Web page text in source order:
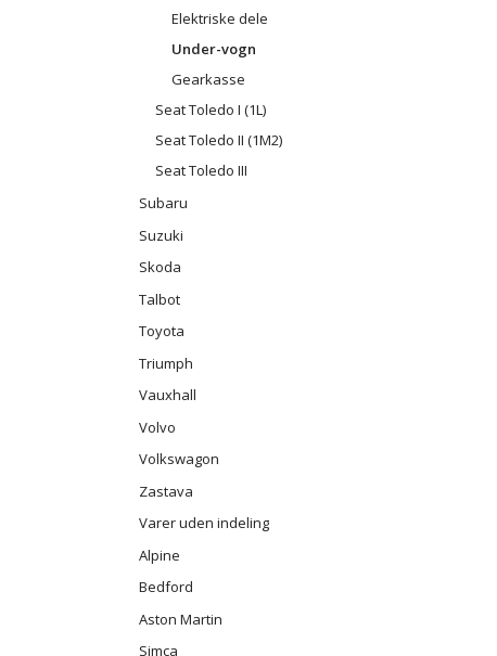
Elektriske dele
Under-vogn
Gearkasse
Seat Toledo I (1L)
Seat Toledo II (1M2)
Seat Toledo III
Subaru
Suzuki
Skoda
Talbot
Toyota
Triumph
Vauxhall
Volvo
Volkswagon
Zastava
Varer uden indeling
Alpine
Bedford
Aston Martin
Simca